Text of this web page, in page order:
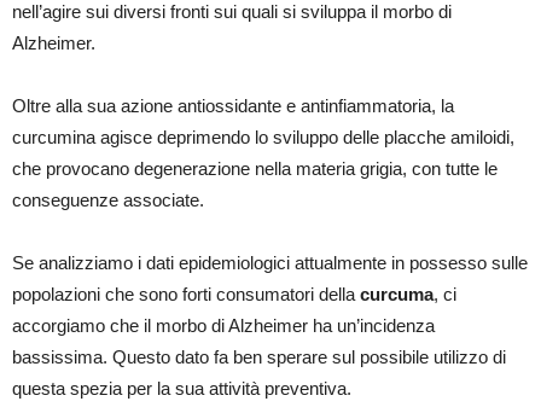
nell’agire sui diversi fronti sui quali si sviluppa il morbo di
Alzheimer.
Oltre alla sua azione antiossidante e antinfiammatoria, la
curcumina agisce deprimendo lo sviluppo delle placche amiloidi,
che provocano degenerazione nella materia grigia, con tutte le
conseguenze associate.
Se analizziamo i dati epidemiologici attualmente in possesso sulle
popolazioni che sono forti consumatori della curcuma, ci
accorgiamo che il morbo di Alzheimer ha un’incidenza
bassissima. Questo dato fa ben sperare sul possibile utilizzo di
questa spezia per la sua attività preventiva.